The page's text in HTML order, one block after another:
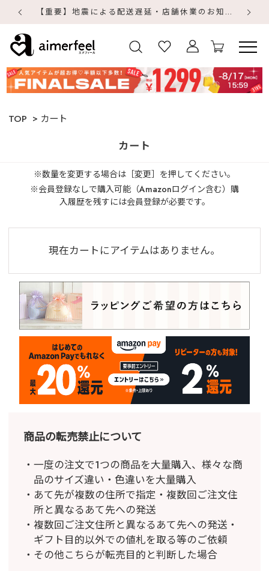
【重要】地震による配送遅延・店舗休業のお知らせ
TOP カート
カート
※数量を変更する場合は［変更］を押してください。
※会員登録なしで購入可能（Amazonログイン含む）購
入履歴を残すには会員登録が必要です。
現在カートにアイテムはありません。
商品の転売禁止について
一度の注文で1つの商品を大量購入、様々な商
品のサイズ違い・色違いを大量購入
あて先が複数の住所で指定・複数回ご注文住
所と異なるあて先への発送
複数回ご注文住所と異なるあて先への発送・
ギフト目的以外での値札を取る等のご依頼
その他こちらが転売目的と判断した場合